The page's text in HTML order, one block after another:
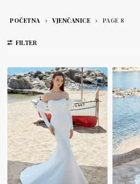
POČETNA › VJENČANICE › PAGE 8
FILTER